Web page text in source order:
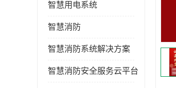
智慧用电系统
智慧消防
智慧消防系统解决方案
智慧消防安全服务云平台